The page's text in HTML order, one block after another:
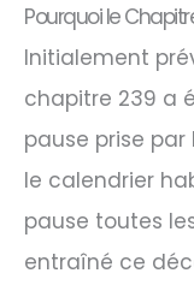
Pourquoi le
Initialement
chapitre 239 a
pause prise par
le calendrier
pause toutes
entraîné ce